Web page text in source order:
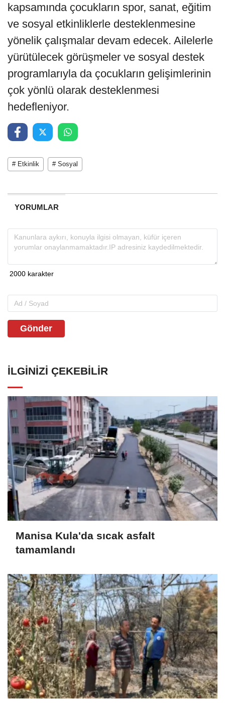
kapsamında çocukların spor, sanat, eğitim
ve sosyal etkinliklerle desteklenmesine
yönelik çalışmalar devam edecek. Ailelerle
yürütülecek görüşmeler ve sosyal destek
programlarıyla da çocukların gelişimlerinin
çok yönlü olarak desteklenmesi
hedefleniyor.
# Etkinlik # Sosyal
YORUMLAR
Gönder
İLGINIZI ÇEKEBILIR
Manisa Kula'da sıcak asfalt
tamamlandı